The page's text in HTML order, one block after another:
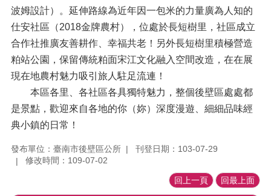
波姆設計）。延伸路線為近年因一包米的力量廣為人知的
仕安社區（2018金牌農村），位處於長短樹里，社區成立
合作社推廣友善耕作、幸福共老！另外長短樹里積極營造
粕站公園，保留傳統粕面宋江文化融入空間改造，在在展
現在地農村魅力吸引旅人駐足流連！
本區各里、各社區各具獨特魅力，整個後壁區處處都
是景點，歡迎來自各地的你（妳）深度漫遊、細細品味經
典小鎮的日常！
發布單位：臺南市後壁區公所
刊登日期：103-07-29
修改時間：109-07-02
回上一頁 回最上面